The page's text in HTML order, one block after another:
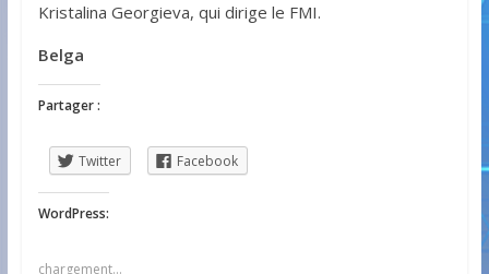
Kristalina Georgieva, qui dirige le FMI.
Belga
Partager :
Twitter Facebook
WordPress:
chargement…